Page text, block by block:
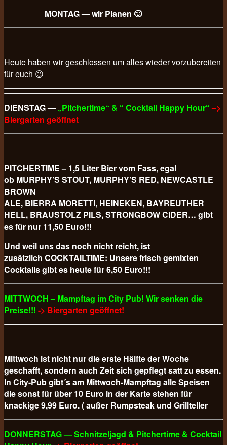
MONTAG — wir Planen 🙂
Heute haben wir geschlossen um alles wieder vorzubereiten
für euch 😉
DIENSTAG — „Pitchertime“ & “ Cocktail Happy Hour“–>
Biergarten geöffnet
PITCHERTIME – 1,5 Liter Bier vom Fass, egal
ob MURPHY’S STOUT, MURPHY’S RED, NEWCASTLE
BROWN
ALE, BIERRA MORETTI, HEINEKEN, BAYREUTHER
HELL, BRAUSTOLZ PILS, STRONGBOW CIDER… gibt
es für nur 11,50 Euro!!!
Und weil uns das noch nicht reicht, ist
zusätzlich COCKTAILTIME: Unsere frisch gemixten
Cocktails gibt es heute für 6,50 Euro!!!
MITTWOCH – Mampftag im City Pub! Wir senken die
Preise!!! -> Biergarten geöffnet!
Mittwoch ist nicht nur die erste Hälfte der Woche
geschafft, sondern auch Zeit sich gepflegt satt zu essen.
In City-Pub gibt´s am Mittwoch-Mampftag alle Speisen
die sonst für über 10 Euro in der Karte stehen für
knackige 9,99 Euro. ( außer Rumpsteak und Grillteller
DONNERSTAG — Schnitzeljagd & Pitchertime & Cocktail